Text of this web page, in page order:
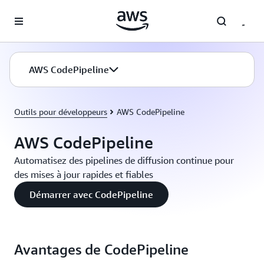
AWS CodePipeline
Outils pour développeurs AWS CodePipeline
AWS CodePipeline
Automatisez des pipelines de diffusion continue pour
des mises à jour rapides et fiables
Démarrer avec CodePipeline
Avantages de CodePipeline